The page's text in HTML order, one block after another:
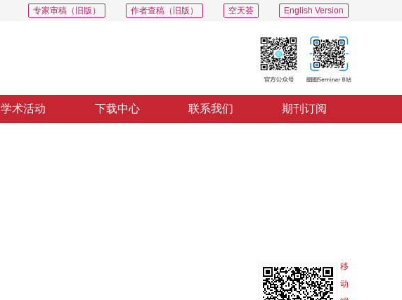
English Version
空天荟
作者查稿（旧版）
专家审稿（旧版）
学术活动 下载中心 联系我们 期刊订阅
移
动